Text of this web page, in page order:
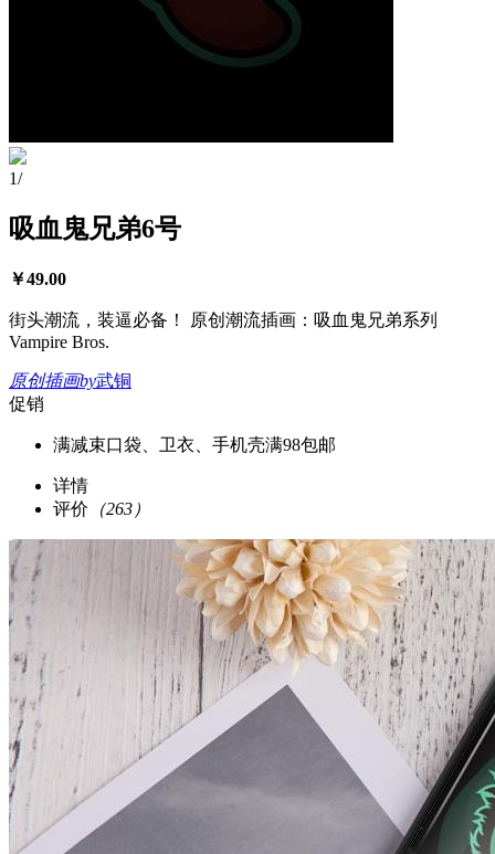
1/
吸血鬼兄弟6号
￥49.00
街头潮流，装逼必备！ 原创潮流插画：吸血鬼兄弟系列
Vampire Bros.
原创插画by武铜
促销
满减束口袋、卫衣、手机壳满98包邮
详情
评价 （263）